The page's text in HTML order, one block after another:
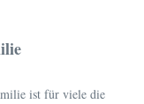
ist für viele die